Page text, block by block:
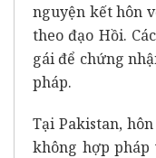
nguyện kết hôn
theo đạo Hồi.
gái để chứng
pháp.
Tại Pakistan,
không hợp pháp